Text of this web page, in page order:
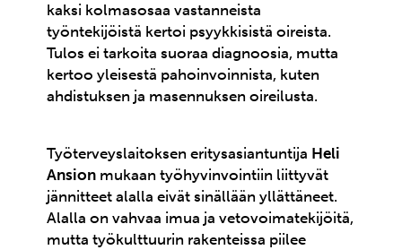
kaksi kolmasosaa vastanneista
työntekijöistä kertoi psyykkisistä oireista.
Tulos ei tarkoita suoraa diagnoosia, mutta
kertoo yleisestä pahoinvoinnista, kuten
ahdistuksen ja masennuksen oireilusta.
Työterveyslaitoksen eritysasiantuntija Heli
Ansion mukaan työhyvinvointiin liittyvät
jännitteet alalla eivät sinällään yllättäneet.
Alalla on vahvaa imua ja vetovoimatekijöitä,
mutta työkulttuurin rakenteissa piilee